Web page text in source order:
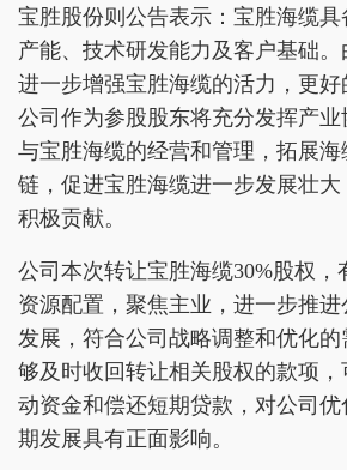
宝胜股份则公告表示：宝胜海缆
产能、技术研发能力及客户基础
进一步增强宝胜海缆的活力，更好
公司作为参股股东将充分发挥产
与宝胜海缆的经营和管理，拓展
链，促进宝胜海缆进一步发展壮
积极贡献。
公司本次转让宝胜海缆30%股权，
资源配置，聚焦主业，进一步推
发展，符合公司战略调整和优化
够及时收回转让相关股权的款项
动资金和偿还短期贷款，对公司
期发展具有正面影响。